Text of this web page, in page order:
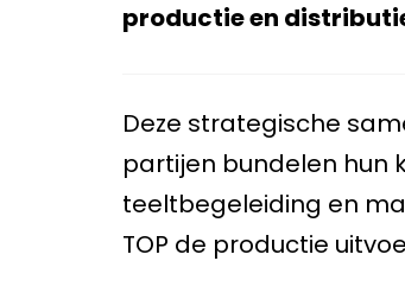
productie en
Deze strategische
partijen bundelen hun
teeltbegeleiding en
TOP de productie